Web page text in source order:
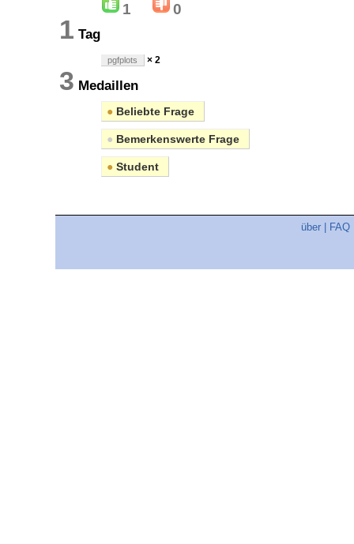
1 0
1 Tag
pgfplots × 2
3 Medaillen
● Beliebte Frage
● Bemerkenswerte Frage
● Student
über FAQ